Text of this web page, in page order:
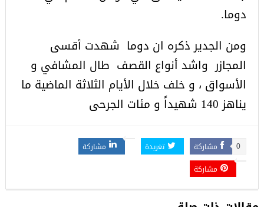
دوما.
ومن الجدير ذكره ان دوما شهدت أقسى
المجازر واشد أنواع القصف طال المشافي و
الأسواق ، و خلف خلال الأيام الثلاثة الماضية ما
يناهز 140 شهيداً و مئات الجرحى
مشاركة 0 تغريدة
مشاركة
مشاركة